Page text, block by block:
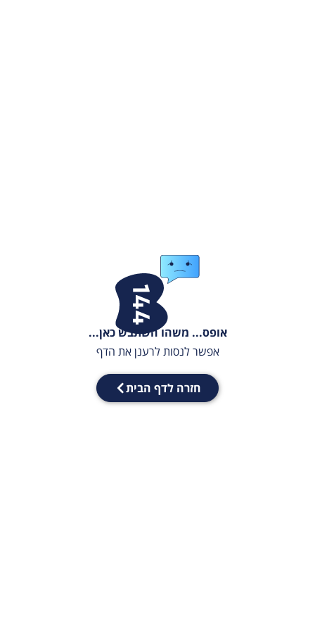
אופס... משהו השתבש כאן...
אפשר לנסות לרענן את הדף
חזרה לדף הבית